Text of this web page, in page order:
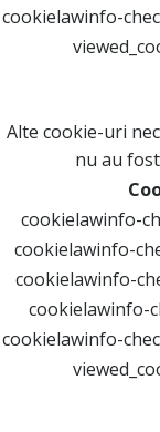
cookielawinfo-
Alte cookie-uri
nu au
cookielawinfo-
cookielawinfo-
cookielawinfo-
cookielawinfo-
cookielawinfo-